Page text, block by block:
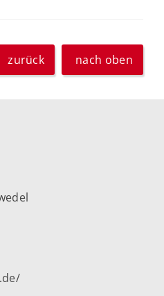
zurück nach oben